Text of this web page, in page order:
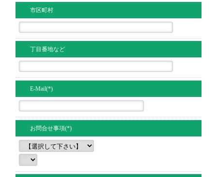
市区町村
丁目番地など
E-Mail(*)
お問合せ事項(*)